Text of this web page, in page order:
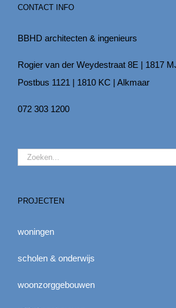
CONTACT INFO
BBHD architecten & ingenieurs
Rogier van der Weydestraat 8E | 1817
Postbus 1121 | 1810 KC | Alkmaar
072 303 1200
Zoeken
PROJECTEN
woningen
scholen & onderwijs
woonzorggebouwen